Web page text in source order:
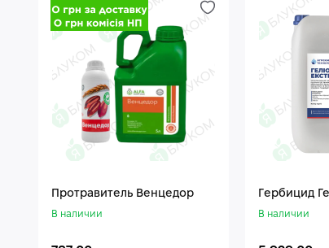
Протравитель Венцедор
В наличии
Гepбицид
В наличии